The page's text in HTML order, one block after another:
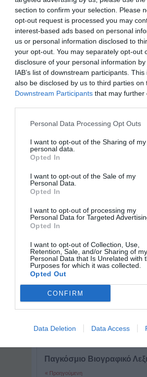
section to confirm your selection. Please
opt-out request is processed you may
interest-based ads based on personal
us or personal information disclosed to
your opt-out. You may separately opt-out
disclosure of your personal information
IAB’s list of downstream participants.
also be disclosed by us to third parties on
Downstream Participants that may further
Personal Data Processing Opt Outs
I want to opt-out of the Sharing of my
personal data.
Opted In
I want to opt-out of the Sale of my
Personal Data.
Opted In
I want to opt-out of processing my
Personal Data for Targeted
Opted In
I want to opt-out of Collection, Use,
Retention, Sale, and/or Sharing of my
Personal Data that Is Unrelated with
Purposes for which it was collected.
Opted Out
CONFIRM
Data Deletion Data Access
Παγκόσμιο Βιογραφικό
« Προηγούμενη